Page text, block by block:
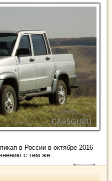
в России в октябре 2016
с тем же ...